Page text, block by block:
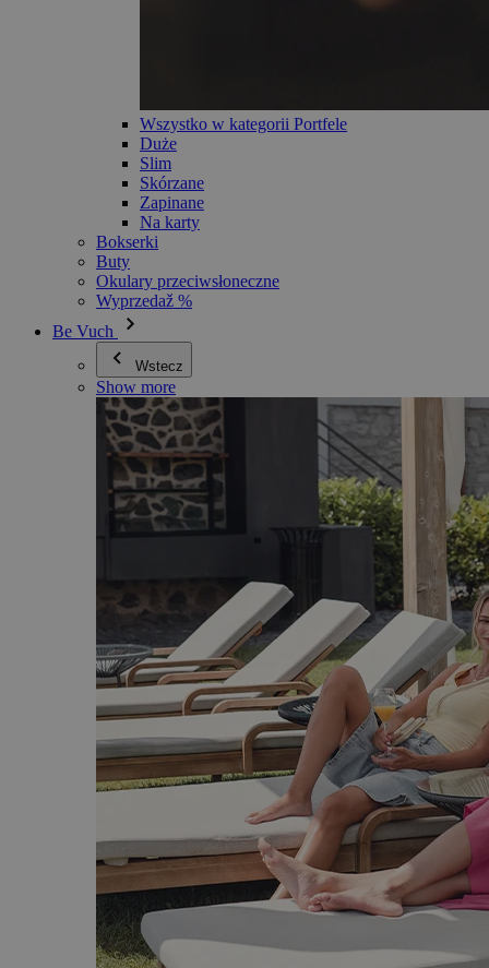
Wszystko w kategorii Portfele
Duże
Slim
Skórzane
Zapinane
Na karty
Bokserki
Buty
Okulary przeciwsłoneczne
Wyprzedaž %
Be Vuch
Wstecz
Show more